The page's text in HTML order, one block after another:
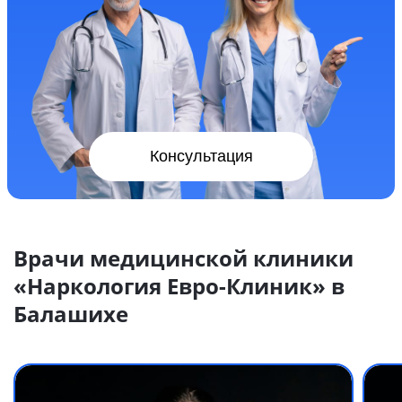
Консультация
Врачи медицинской клиники
«Наркология Евро-Клиник» в
Балашихе